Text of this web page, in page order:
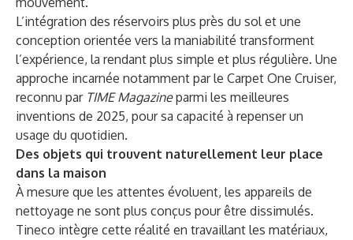
L’intégration des réservoirs plus près du sol et une
conception orientée vers la maniabilité transforment
l’expérience, la rendant plus simple et plus régulière. Une
approche incarnée notamment par le Carpet One Cruiser,
reconnu par TIME Magazineparmi les meilleures
inventions de 2025, pour sa capacité à repenser un
usage du quotidien.
Des objets qui trouvent naturellement leur place
dans la maison
À mesure que les attentes évoluent, les appareils de
nettoyage ne sont plus conçus pour être dissimulés.
Tineco intègre cette réalité en travaillant les matériaux,